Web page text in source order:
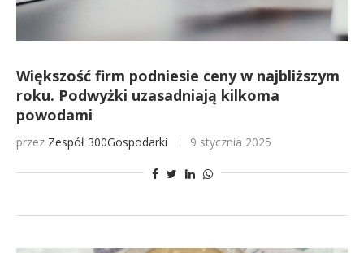
Większość firm podniesie ceny w najbliższym
roku. Podwyżki uzasadniają kilkoma
powodami
przez Zespół 300Gospodarki 9 stycznia 2025